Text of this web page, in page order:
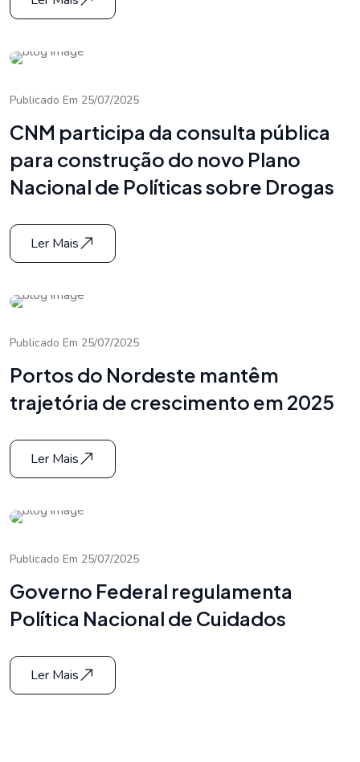
Publicado Em 25/07/2025
CNM participa da consulta pública
para construção do novo Plano
Nacional de Políticas sobre Drogas
Ler Mais
Publicado Em 25/07/2025
Portos do Nordeste mantêm
trajetória de crescimento em 2025
Ler Mais
Publicado Em 25/07/2025
Governo Federal regulamenta
Política Nacional de Cuidados
Ler Mais